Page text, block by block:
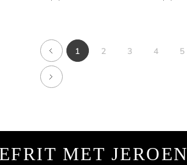
1 2 3 4 5
MET JEROEN